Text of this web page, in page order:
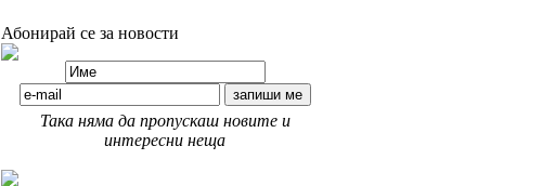
Абонирай се за новости
Така няма да пропускаш новите и
интересни неща